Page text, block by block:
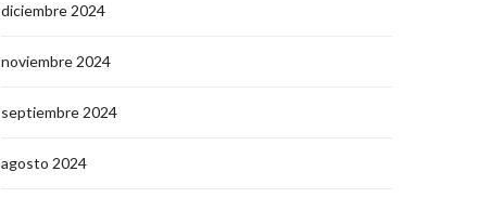
diciembre 2024
noviembre 2024
septiembre 2024
agosto 2024